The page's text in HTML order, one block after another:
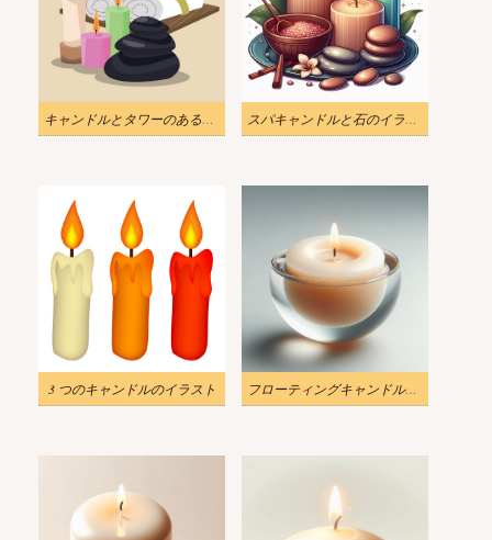
キャンドルとタワーのあるスパストーンのイラスト スパキャンドルと石のイラスト
3 つのキャンドルのイラスト フローティングキャンドルのイラスト